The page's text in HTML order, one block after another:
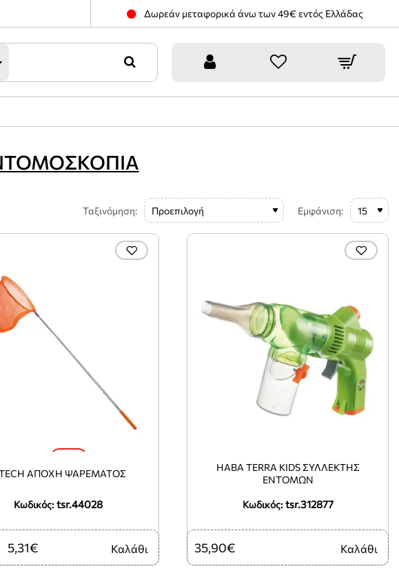
Δωρεάν μεταφορικά άνω των 49€ εντός Ελλάδας
Ταξινόμηση: Εμφάνιση:
Κωδικός: tsr.44028
ΑΠΟΧΗ ΨΑΡΕΜΑΤΟΣ
5,31€ Καλάθι
Κωδικός: tsr.312877
HABA TERRA KIDS ΣΥΛΛΈΚΤΗΣ
ΕΝΤΌΜΩΝ
35,90€ Καλάθι